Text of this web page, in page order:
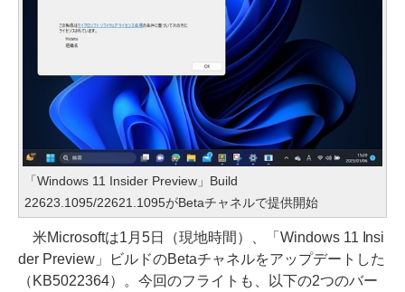
「Windows 11 Insider Preview」Build
22623.1095/22621.1095がBetaチャネルで提供開始
米Microsoftは1月5日（現地時間）、「Windows 11 Insi
der Preview」ビルドのBetaチャネルをアップデートした
（KB5022364）。今回のフライトも、以下の2つのバー